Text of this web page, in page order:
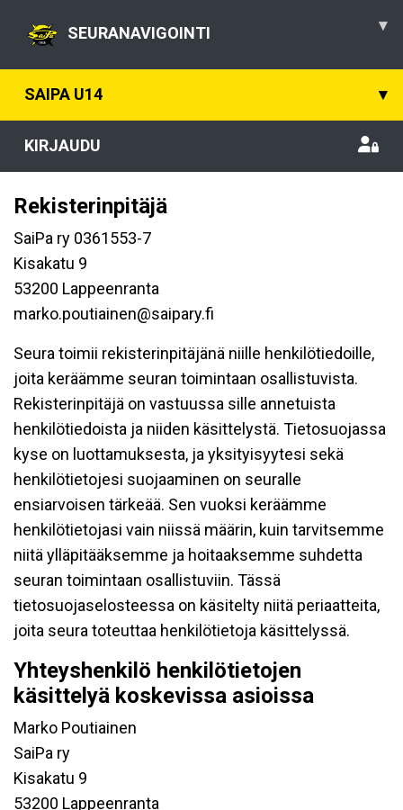
SEURANAVIGOINTI ▾
SAIPA U14 ▾
KIRJAUDU
Rekisterinpitäjä
SaiPa ry 0361553-7
Kisakatu 9
53200 Lappeenranta
marko.poutiainen@saipary.fi
Seura toimii rekisterinpitäjänä niille henkilötiedoille,
joita keräämme seuran toimintaan osallistuvista.
Rekisterinpitäjä on vastuussa sille annetuista
henkilötiedoista ja niiden käsittelystä. Tietosuojassa
kyse on luottamuksesta, ja yksityisyytesi sekä
henkilötietojesi suojaaminen on seuralle
ensiarvoisen tärkeää. Sen vuoksi keräämme
henkilötietojasi vain niissä määrin, kuin tarvitsemme
niitä ylläpitääksemme ja hoitaaksemme suhdetta
seuran toimintaan osallistuviin. Tässä
tietosuojaselosteessa on käsitelty niitä periaatteita,
joita seura toteuttaa henkilötietoja käsittelyssä.
Yhteyshenkilö henkilötietojen
käsittelyä koskevissa asioissa
Marko Poutiainen
SaiPa ry
Kisakatu 9
53200 Lappeenranta